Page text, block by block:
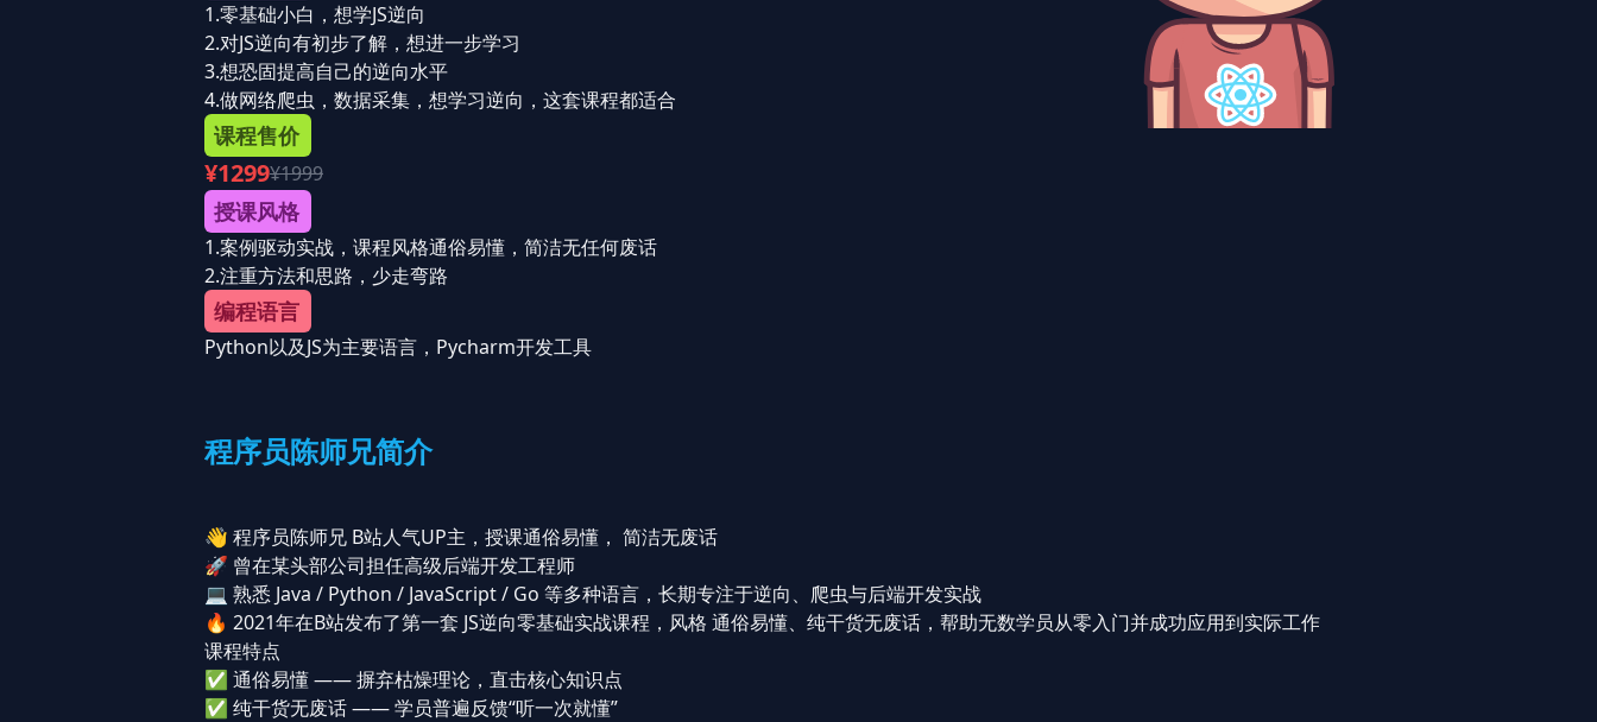
1.零基础小白，想学JS逆向
2.对JS逆向有初步了解，想进一步学习
3.想恐固提高自己的逆向水平
4.做网络爬虫，数据采集，想学习逆向，这套课程都适合
课程售价
¥1299¥1999
授课风格
1.案例驱动实战，课程风格通俗易懂，简洁无任何废话
2.注重方法和思路，少走弯路
编程语言
Python以及JS为主要语言，Pycharm开发工具
程序员陈师兄简介
👋 程序员陈师兄 B站人气UP主，授课通俗易懂， 简洁无废话
🚀 曾在某头部公司担任高级后端开发工程师
💻 熟悉 Java / Python / JavaScript / Go 等多种语言，长期专注于逆向、爬虫与后端开发实战
🔥 2021年在B站发布了第一套 JS逆向零基础实战课程，风格 通俗易懂、纯干货无废话，帮助无数学员从零入门并成功应用到实际工作
课程特点
✅ 通俗易懂 —— 摒弃枯燥理论，直击核心知识点
✅ 纯干货无废话 —— 学员普遍反馈“听一次就懂”